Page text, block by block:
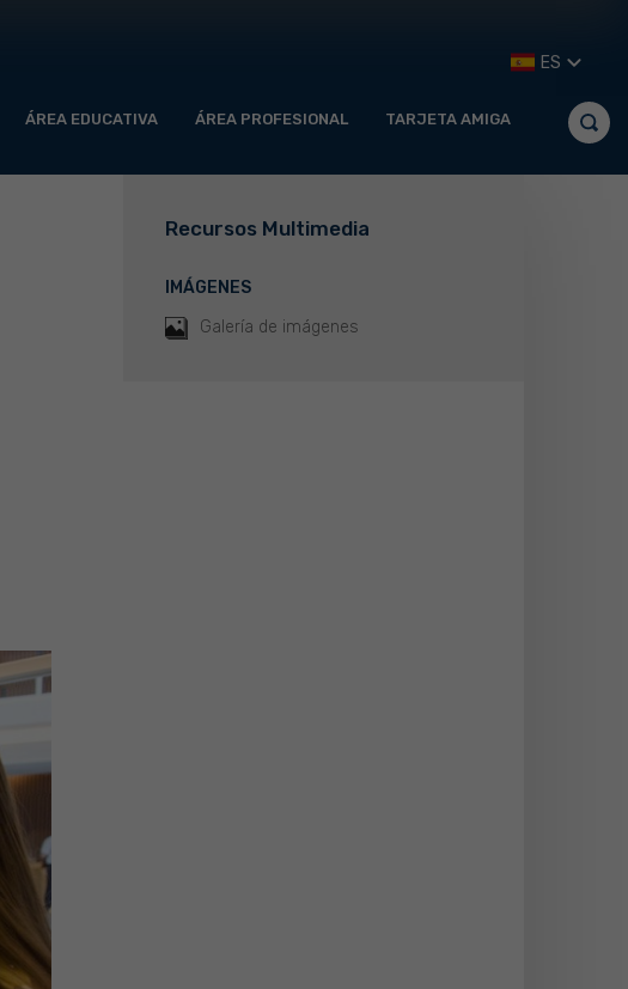
ÁREA EDUCATIVA ÁREA PROFESIONAL TARJETA AMIGA
ES
Recursos Multimedia
IMÁGENES
Galería de imágenes